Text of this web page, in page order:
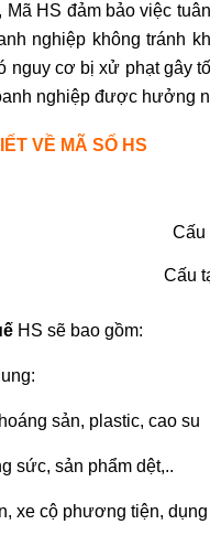
HS đảm bảo việc
nghiệp không tránh
nguy cơ bị xử phạt gây
nghiệp được hưởng
VỀ MÃ SỐ HS
Cấu
HS sẽ bao gồm:
sản, plastic, cao su
sức, sản phẩm dệt,..
xe cộ phương tiện, dụng